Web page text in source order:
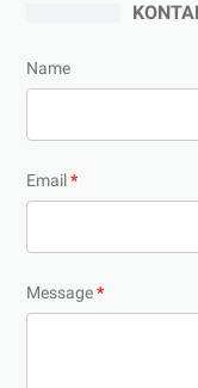
Name
Email *
Message*